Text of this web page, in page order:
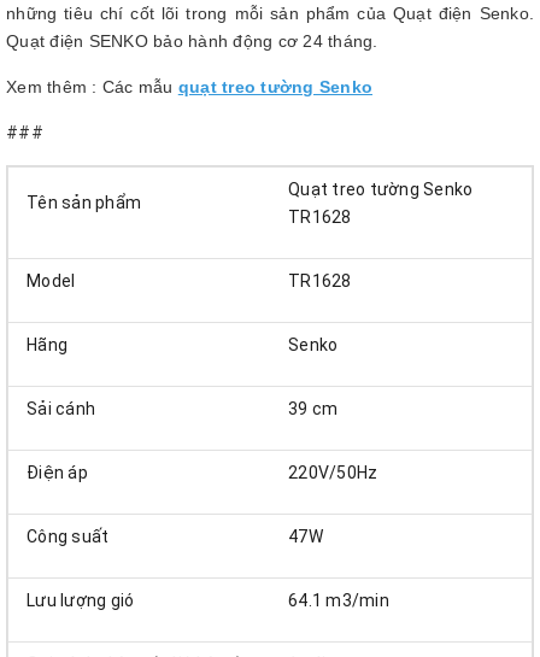
những tiêu chí cốt lõi trong mỗi sản phẩm của Quạt điện Senko.
Quạt điện SENKO bảo hành động cơ 24 tháng.
Xem thêm : Các mẫu quạt treo tường Senko
###
Tên sản phẩm
Quạt treo tường Senko
TR1628
Model TR1628
Hãng Senko
Sải cánh 39 cm
Điện áp 220V/50Hz
Công suất 47W
Lưu lượng gió 64.1 m3/min